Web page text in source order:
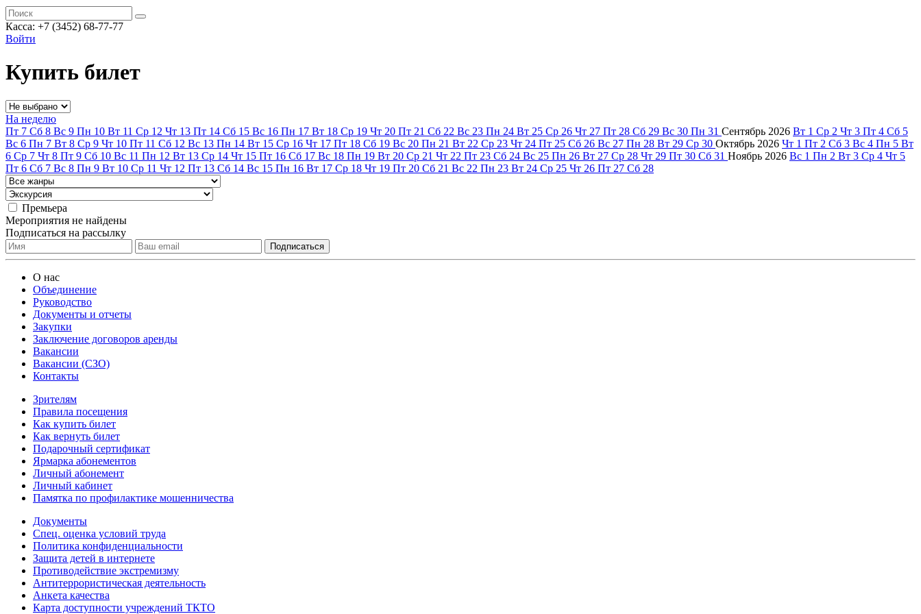
Касса: +7 (3452) 68-77-77
Войти
Купить билет
На неделю
Пт 7 Сб 8 Вс 9 Пн 10 Вт 11 Ср 12 Чт 13 Пт 14 Сб 15 Вс 16 Пн 17 Вт 18 Ср 19 Чт 20 Пт 21 Сб 22 Вс 23 Пн 24 Вт 25 Ср 26 Чт 27 Пт 28 Сб 29 Вс 30 Пн 31 Сентябрь 2026 Вт 1 Ср 2 Чт 3 Пт 4 Сб 5
Вс 6 Пн 7 Вт 8 Ср 9 Чт 10 Пт 11 Сб 12 Вс 13 Пн 14 Вт 15 Ср 16 Чт 17 Пт 18 Сб 19 Вс 20 Пн 21 Вт 22 Ср 23 Чт 24 Пт 25 Сб 26 Вс 27 Пн 28 Вт 29 Ср 30 Октябрь 2026 Чт 1 Пт 2 Сб 3 Вс 4 Пн 5 Вт
6 Ср 7 Чт 8 Пт 9 Сб 10 Вс 11 Пн 12 Вт 13 Ср 14 Чт 15 Пт 16 Сб 17 Вс 18 Пн 19 Вт 20 Ср 21 Чт 22 Пт 23 Сб 24 Вс 25 Пн 26 Вт 27 Ср 28 Чт 29 Пт 30 Сб 31 Ноябрь 2026 Вс 1 Пн 2 Вт 3 Ср 4 Чт 5
Пт 6 Сб 7 Вс 8 Пн 9 Вт 10 Ср 11 Чт 12 Пт 13 Сб 14 Вс 15 Пн 16 Вт 17 Ср 18 Чт 19 Пт 20 Сб 21 Вс 22 Пн 23 Вт 24 Ср 25 Чт 26 Пт 27 Сб 28
Премьера
Мероприятия не найдены
Подписаться на рассылку
О нас
Объединение
Руководство
Документы и отчеты
Закупки
Заключение договоров аренды
Вакансии
Вакансии (СЗО)
Контакты
Зрителям
Правила посещения
Как купить билет
Как вернуть билет
Подарочный сертификат
Ярмарка абонементов
Личный абонемент
Личный кабинет
Памятка по профилактике мошенничества
Документы
Спец. оценка условий труда
Политика конфиденциальности
Защита детей в интернете
Противодействие экстремизму
Антитеррористическая деятельность
Анкета качества
Карта доступности учреждений ТКТО